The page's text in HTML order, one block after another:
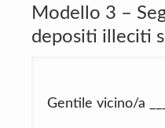
Modello 3 –
depositi illeciti
Gentile vicino/a